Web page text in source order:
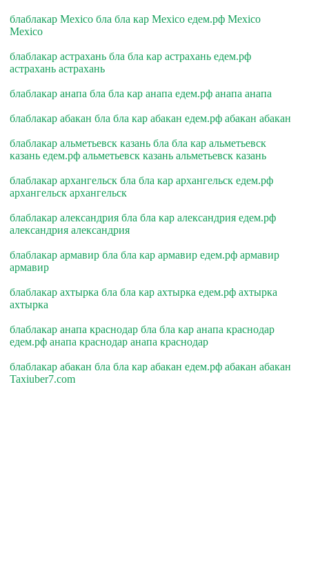
блаблакар Mexico бла бла кар Mexico едем.рф Mexico
Mexico
блаблакар астрахань бла бла кар астрахань едем.рф
астрахань астрахань
блаблакар анапа бла бла кар анапа едем.рф анапа анапа
блаблакар абакан бла бла кар абакан едем.рф абакан абакан
блаблакар альметьевск казань бла бла кар альметьевск
казань едем.рф альметьевск казань альметьевск казань
блаблакар архангельск бла бла кар архангельск едем.рф
архангельск архангельск
блаблакар александрия бла бла кар александрия едем.рф
александрия александрия
блаблакар армавир бла бла кар армавир едем.рф армавир
армавир
блаблакар ахтырка бла бла кар ахтырка едем.рф ахтырка
ахтырка
блаблакар анапа краснодар бла бла кар анапа краснодар
едем.рф анапа краснодар анапа краснодар
блаблакар абакан бла бла кар абакан едем.рф абакан абакан
Taxiuber7.com